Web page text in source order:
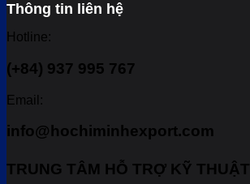
Thông tin liên hệ
Hotline:
(+84) 937 995 767
Email:
info@hochiminhexport.com
TRUNG TÂM HỖ TRỢ KỸ THUẬT